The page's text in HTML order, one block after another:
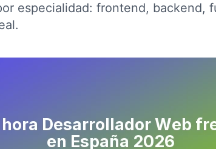
especialidad: frontend, backend,